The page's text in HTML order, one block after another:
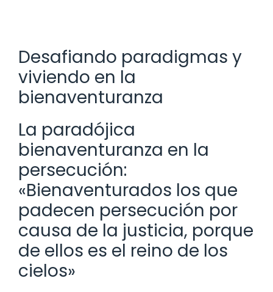
Desafiando paradigmas y
viviendo en la
bienaventuranza
La paradójica
bienaventuranza en la
persecución:
«Bienaventurados los que
padecen persecución por
causa de la justicia, porque
de ellos es el reino de los
cielos»